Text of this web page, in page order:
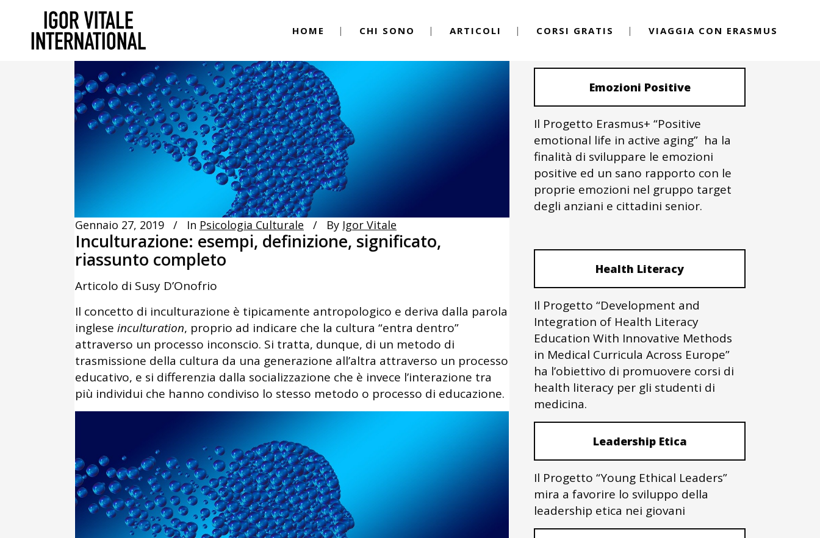
HOME CHI SONO ARTICOLI CORSI GRATIS VIAGGIA CON ERASMUS
Gennaio 27, 2019 In Psicologia Culturale By Igor Vitale
Inculturazione: esempi, definizione, significato,
riassunto completo
Articolo di Susy D’Onofrio
Il concetto di inculturazione è tipicamente antropologico e deriva dalla parola
inglese inculturation, proprio ad indicare che la cultura “entra dentro”
attraverso un processo inconscio. Si tratta, dunque, di un metodo di
trasmissione della cultura da una generazione all’altra attraverso un processo
educativo, e si differenzia dalla socializzazione che è invece l’interazione tra
più individui che hanno condiviso lo stesso metodo o processo di educazione.
Emozioni Positive
Il Progetto Erasmus+ “Positive
emotional life in active aging” ha la
finalità di sviluppare le emozioni
positive ed un sano rapporto con le
proprie emozioni nel gruppo target
degli anziani e cittadini senior.
Health Literacy
Il Progetto “Development and
Integration of Health Literacy
Education With Innovative Methods
in Medical Curricula Across Europe”
ha l’obiettivo di promuovere corsi di
health literacy per gli studenti di
medicina.
Leadership Etica
Il Progetto “Young Ethical Leaders”
mira a favorire lo sviluppo della
leadership etica nei giovani